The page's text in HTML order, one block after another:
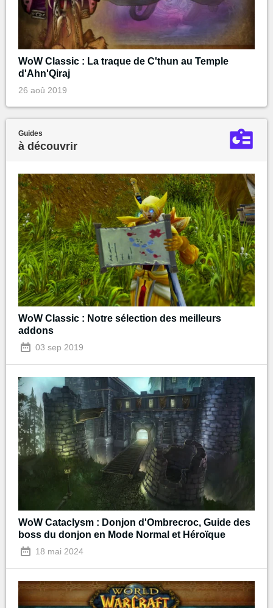
WoW Classic : La traque de C'thun au Temple
d'Ahn'Qiraj
26 aoû 2019
Guides
à découvrir
WoW Classic : Notre sélection des meilleurs
addons
03 sep 2019
WoW Cataclysm : Donjon d'Ombrecroc, Guide des
boss du donjon en Mode Normal et Héroïque
18 mai 2024